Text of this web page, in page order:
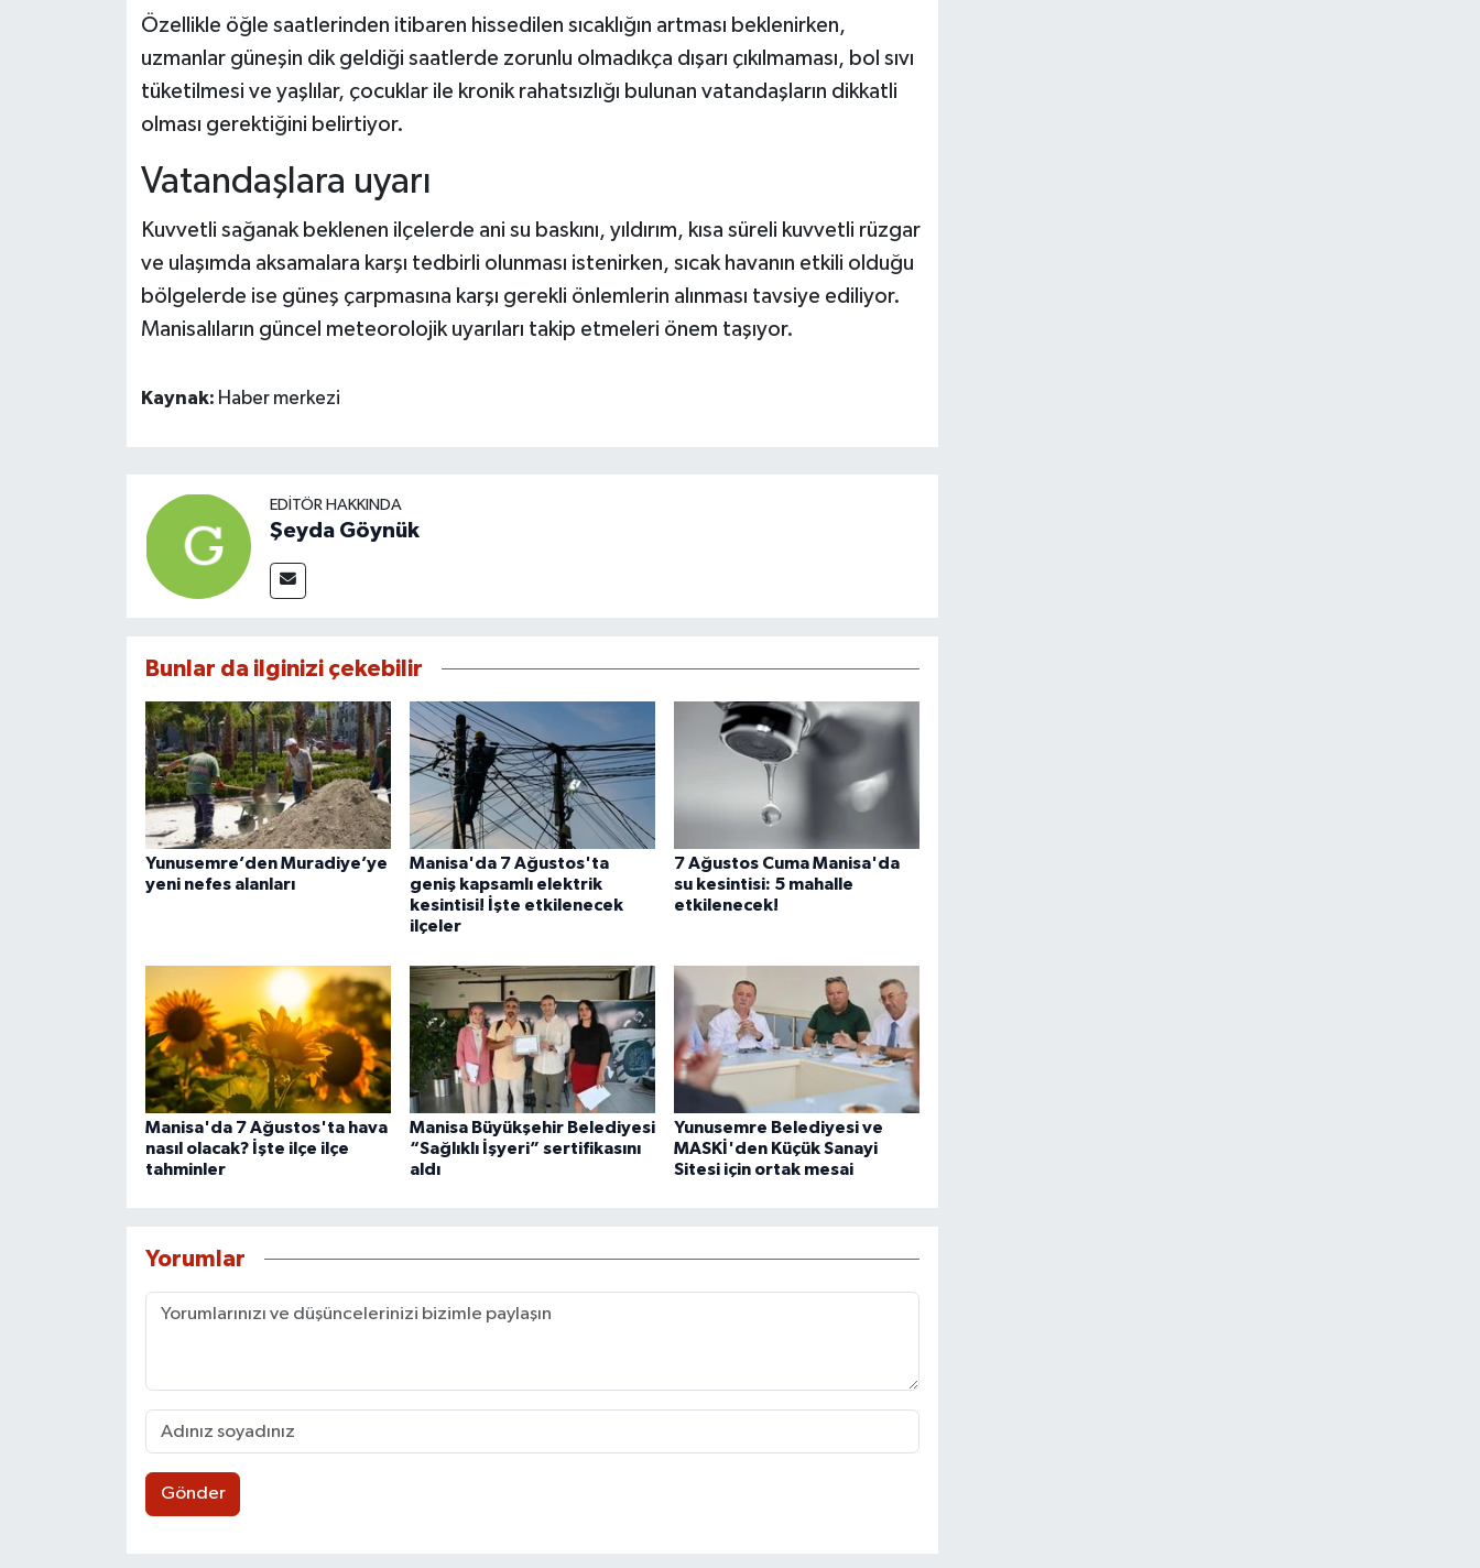
Özellikle öğle saatlerinden itibaren hissedilen sıcaklığın artması beklenirken,
uzmanlar güneşin dik geldiği saatlerde zorunlu olmadıkça dışarı çıkılmaması, bol sıvı
tüketilmesi ve yaşlılar, çocuklar ile kronik rahatsızlığı bulunan vatandaşların dikkatli
olması gerektiğini belirtiyor.
Vatandaşlara uyarı
Kuvvetli sağanak beklenen ilçelerde ani su baskını, yıldırım, kısa süreli kuvvetli rüzgar
ve ulaşımda aksamalara karşı tedbirli olunması istenirken, sıcak havanın etkili olduğu
bölgelerde ise güneş çarpmasına karşı gerekli önlemlerin alınması tavsiye ediliyor.
Manisalıların güncel meteorolojik uyarıları takip etmeleri önem taşıyor.
Kaynak: Haber merkezi
EDITÖR HAKKINDA
Şeyda Göynük
Bunlar da ilginizi çekebilir
Yunusemre’den Muradiye’ye
yeni nefes alanları
Manisa'da 7 Ağustos'ta
geniş kapsamlı elektrik
kesintisi! İşte etkilenecek
ilçeler
7 Ağustos Cuma Manisa'da
su kesintisi: 5 mahalle
etkilenecek!
Manisa'da 7 Ağustos'ta hava
nasıl olacak? İşte ilçe ilçe
tahminler
Manisa Büyükşehir Belediyesi
“Sağlıklı İşyeri” sertifikasını
aldı
Yunusemre Belediyesi ve
MASKİ'den Küçük Sanayi
Sitesi için ortak mesai
Yorumlar
Gönder